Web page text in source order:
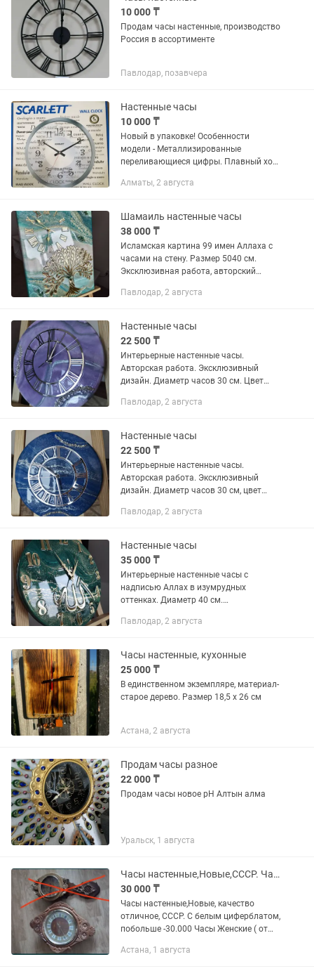
10 000 ₸
Продам часы настенные, производство
Россия в ассортименте
Павлодар, позавчера
Настенные часы
10 000 ₸
Новый в упаковке! Особенности
модели - Металлизированные
переливающиеся цифры. Плавный ход
см.
Алматы, 2 августа
Шамаиль настенные часы
38 000 ₸
Исламская картина 99 имен Аллаха с
часами на стену. Размер 5040 см.
Эксклюзивная работа, авторский
акрил, натуральные камни. Картина
Павлодар, 2 августа
Настенные часы
22 500 ₸
Интерьерные настенные часы.
Авторская работа. Эксклюзивный
дизайн. Диаметр часов 30 см. Цвет
хромированной крышкой. Бесшумный
Павлодар, 2 августа
Настенные часы
22 500 ₸
Интерьерные настенные часы.
Авторская работа. Эксклюзивный
дизайн. Диаметр часов 30 см, цвет
Инкрустирована стеклянной и
механизм...
Павлодар, 2 августа
Настенные часы
35 000 ₸
Интерьерные настенные часы с
надписью Аллах в изумрудных
оттенках. Диаметр 40 см.
работа. Материал основан на
смола. Установлен бесшумный...
Павлодар, 2 августа
Часы настенные, кухонные
25 000 ₸
В единственном экземпляре, материал-
старое дерево. Размер 18,5 х 26 см
Астана, 2 августа
Продам часы разное
22 000 ₸
Продам часы новое рН Алтын алма
Уральск, 1 августа
Часы настенные,Новые,СССР. Часы Женские,Мужские, Швейцария,СССР.
30 000 ₸
Часы настенные,Новые, качество
отличное, СССР. С белым циферблатом,
побольше -30.000 Часы Женские ( от
(Амфибия-100.000,Слава-75.000, 50лет
Астана, 1 августа